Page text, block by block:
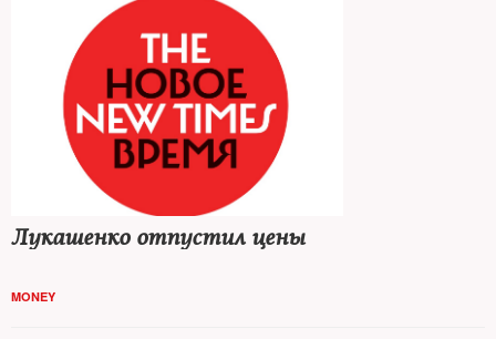
Лукашенко отпустил цены
MONEY